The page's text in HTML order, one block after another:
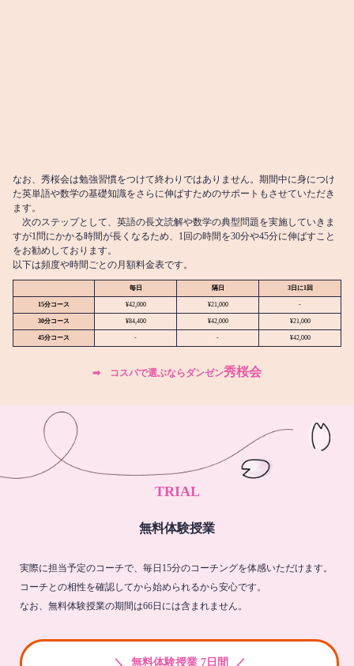
なお、秀桜会は勉強習慣をつけて終わりではありません。期間中に身につけ
た英単語や数学の基礎知識をさらに伸ばすためのサポートもさせていただき
ます。
次のステップとして、英語の長文読解や数学の典型問題を実施していきま
すが1問にかかる時間が長くなるため、1回の時間を30分や45分に伸ばすこと
をお勧めしております。
以下は頻度や時間ごとの月額料金表です。
毎日 隔日 3日に1回
15分コース ¥42,000 ¥21,000 -
30分コース ¥84,400 ¥42,000 ¥21,000
45分コース - - ¥42,000
➡︎ コスパで選ぶならダンゼン秀桜会
TRIAL
無料体験授業
実際に担当予定のコーチで、毎日15分のコーチングを体感いただけます。
コーチとの相性を確認してから始められるから安心です。
なお、無料体験授業の期間は66日には含まれません。
＼ 無料体験授業 7日間 ／